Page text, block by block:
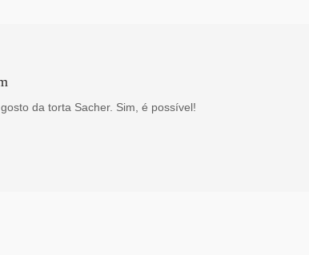
da torta Sacher. Sim, é possível!